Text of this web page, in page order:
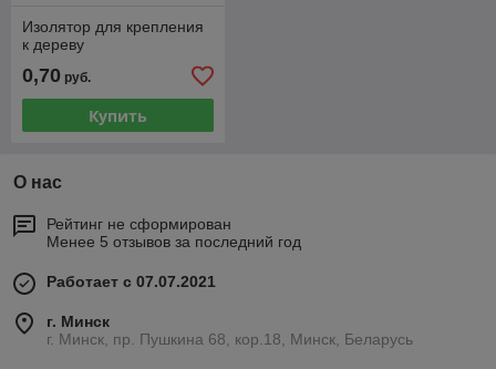
Изолятор для крепления
к дереву
0,70 руб.
Купить
О нас
Рейтинг не сформирован
Менее 5 отзывов за последний год
Работает с 07.07.2021
г. Минск
г. Минск, пр. Пушкина 68, кор.18, Минск, Беларусь